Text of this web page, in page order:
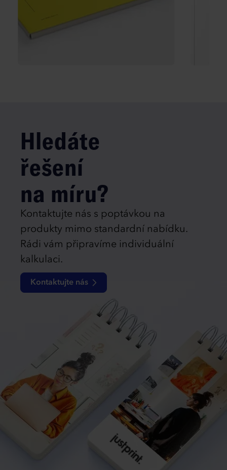
Hledáte
řešení
na míru?
Kontaktujte nás s poptávkou na
produkty mimo standardní nabídku.
Rádi vám připravíme individuální
kalkulaci.
Kontaktujte nás